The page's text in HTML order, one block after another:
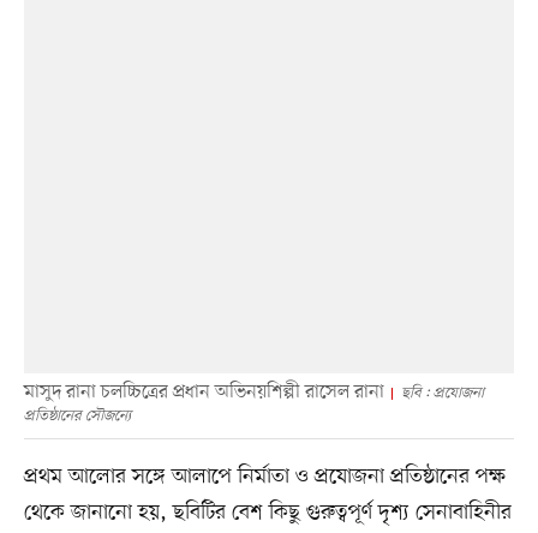
মাসুদ রানা চলচ্চিত্রের প্রধান অভিনয়শিল্পী রাসেল রানা
ছবি : প্রযোজনা
প্রতিষ্ঠানের সৌজন্যে
প্রথম আলোর সঙ্গে আলাপে নির্মাতা ও প্রযোজনা প্রতিষ্ঠানের পক্ষ
থেকে জানানো হয়, ছবিটির বেশ কিছু গুরুত্বপূর্ণ দৃশ্য সেনাবাহিনীর